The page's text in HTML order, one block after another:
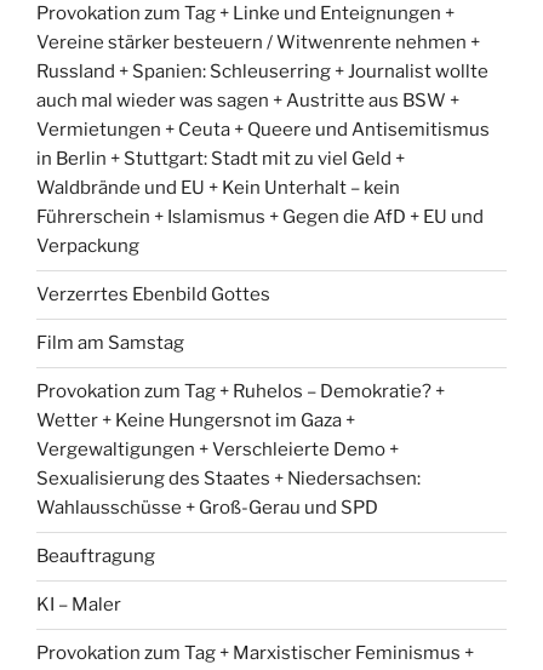
Provokation zum Tag + Linke und Enteignungen +
Vereine stärker besteuern / Witwenrente nehmen +
Russland + Spanien: Schleuserring + Journalist wollte
auch mal wieder was sagen + Austritte aus BSW +
Vermietungen + Ceuta + Queere und Antisemitismus
in Berlin + Stuttgart: Stadt mit zu viel Geld +
Waldbrände und EU + Kein Unterhalt – kein
Führerschein + Islamismus + Gegen die AfD + EU und
Verpackung
Verzerrtes Ebenbild Gottes
Film am Samstag
Provokation zum Tag + Ruhelos – Demokratie? +
Wetter + Keine Hungersnot im Gaza +
Vergewaltigungen + Verschleierte Demo +
Sexualisierung des Staates + Niedersachsen:
Wahlausschüsse + Groß-Gerau und SPD
Beauftragung
KI – Maler
Provokation zum Tag + Marxistischer Feminismus +